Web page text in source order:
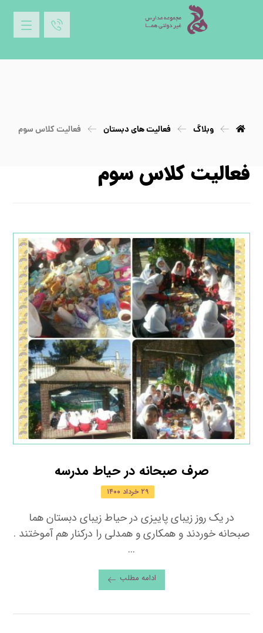
وبلاگ فعالیت های دبستان فعالیت کلاس سوم
فعالیت کلاس سوم
صرف صبحانه در حیاط مدرسه
۲۹ خرداد ۱۴۰۰
در یک روز زیبای پاییزی در حیاط زیبای دبستان هما
صبحانه خوردند و همکاری و همدلی را درکنار هم آموختند .
...
ادامه مطلب